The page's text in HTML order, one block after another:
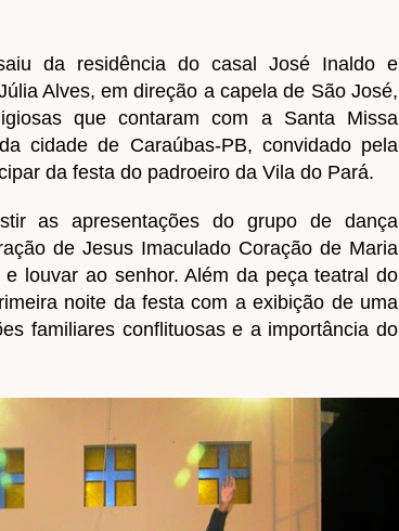
da residência do casal José Inaldo e
Alves, em direção a capela de São José,
que contaram com a Santa Missa
cidade de Caraúbas-PB, convidado pela
da festa do padroeiro da Vila do Pará.
as apresentações do grupo de dança
de Jesus Imaculado Coração de Maria
louvar ao senhor. Além da peça teatral do
noite da festa com a exibição de uma
familiares conflituosas e a importância do